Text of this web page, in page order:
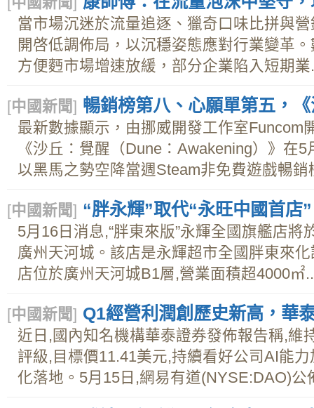
當市場沉迷於流量追逐、獵奇口味比拼與
開啓低調佈局，以沉穩姿態應對行業變革
方便麪市場增速放緩，部分企業陷入短期業
[中國新聞] 暢銷榜第八、心願單第五，
最新數據顯示，由挪威開發工作室Funcom
《沙丘：覺醒（Dune：Awakening）》在
以黑馬之勢空降當週Steam非免費遊戲暢銷
[中國新聞] “胖永輝”取代“永旺中國首店
5月16日消息,“胖東來版”永輝全國旗艦店將
廣州天河城。該店是永輝超市全國胖東來
店位於廣州天河城B1層,營業面積超4000㎡
[中國新聞] Q1經營利潤創歷史新高，華
近日,國內知名機構華泰證券發佈報告稱,維
評級,目標價11.41美元,持續看好公司AI能
化落地。5月15日,網易有道(NYSE:DAO)公